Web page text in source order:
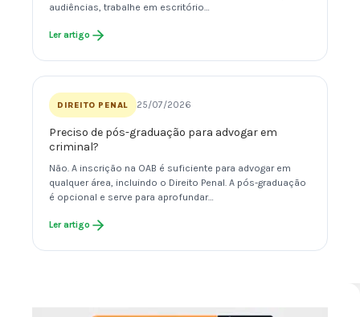
audiências, trabalhe em escritório…
Ler artigo
DIREITO PENAL 25/07/2026
Preciso de pós-graduação para advogar em
criminal?
Não. A inscrição na OAB é suficiente para advogar em
qualquer área, incluindo o Direito Penal. A pós-graduação
é opcional e serve para aprofundar…
Ler artigo